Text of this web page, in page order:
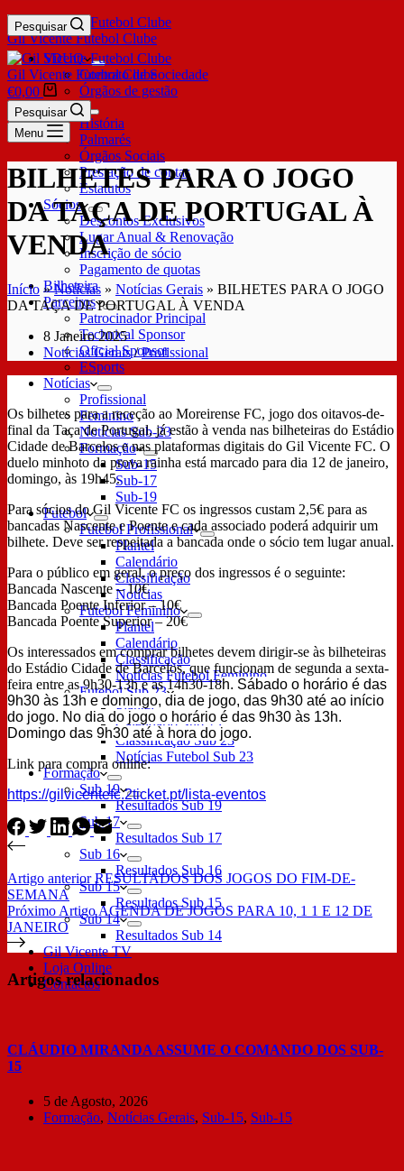
Gil Vicente Futebol Clube
Pesquisar
SDUQ
Contrato de Sociedade
Órgãos de gestão
Clube
História
Palmarés
Órgãos Sociais
Prestação de contas
Estatutos
Sócios
Descontos Exclusivos
Lugar Anual & Renovação
Inscrição de sócio
Pagamento de quotas
Bilheteira
Parceiros
Patrocinador Principal
Technical Sponsor
Oficial Sponsor
ESports
Notícias
Profissional
Feminino
Notícias Sub-23
Formação
Sub-15
Sub-17
Sub-19
Futebol
Futebol Profissional
Plantel
Calendário
Classificação
Notícias
Futebol Feminino
Plantel
Calendário
Classificação
Notícias Futebol Feminino
Futebol Sub 23
Plantel
Calendário Sub 23
Classificação Sub 23
Notícias Futebol Sub 23
Formação
Sub 19
Resultados Sub 19
Sub 17
Resultados Sub 17
Sub 16
Resultados Sub 16
Sub 15
Resultados Sub 15
Sub 14
Resultados Sub 14
Gil Vicente TV
Loja Online
Contactos
Gil Vicente Futebol Clube
€0,00
Pesquisar
Menu
BILHETES PARA O JOGO
DA TAÇA DE PORTUGAL À
VENDA
Início »Notícias » Notícias Gerais » BILHETES PARA O JOGO
DA TAÇA DE PORTUGAL À VENDA
8 Janeiro 2025
Notícias Gerais/Profissional
Os bilhetes para a receção ao Moreirense FC, jogo dos oitavos-de-
final da Taça de Portugal, já estão à venda nas bilheteiras do Estádio
Cidade de Barcelos e nas plataformas digitais do Gil Vicente FC. O
duelo minhoto da prova rainha está marcado para dia 12 de janeiro,
domingo, às 19h45.
Para sócios do Gil Vicente FC os ingressos custam 2,5€ para as
bancadas Nascente e Poente e cada associado poderá adquirir um
bilhete. Deve ser respeitada a bancada onde o sócio tem lugar anual.
Para o público em geral, o preço dos ingressos é o seguinte:
Bancada Nascente – 10€
Bancada Poente Inferior – 10€
Bancada Poente Superior – 20€
Os interessados em comprar bilhetes devem dirigir-se às bilheteiras
do Estádio Cidade de Barcelos, que funcionam de segunda a sexta-
feira entre as 9h30-13h e as 14h30-18h. Sábado o horário é das
9h30 às 13h e domingo, dia de jogo, das 9h30 até ao início
do jogo. No dia do jogo o horário é das 9h30 às 13h.
Domingo das 9h30 até à hora do jogo.
Link para compra online:
https://gilvicentefc.2ticket.pt/lista-eventos
Artigo anteriorRESULTADOS DOS JOGOS DO FIM-DE-
SEMANA
Próximo Artigo AGENDA DE JOGOS PARA 10, 1 1 E 12 DE
JANEIRO
Artigos relacionados
CLÁUDIO MIRANDA ASSUME O COMANDO DOS SUB-
15
5 de Agosto, 2026
Formação, Notícias Gerais, Sub-15, Sub-15